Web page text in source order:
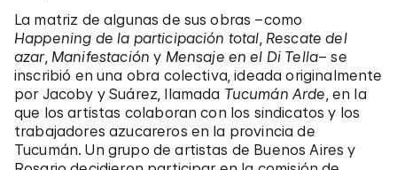
La matriz de algunas de sus obras –como
Happening de la participación total, Rescate del
azar, Manifestación y Mensaje en el Di Tella– se
inscribió en una obra colectiva, ideada originalmente
por Jacoby y Suárez, llamada Tucumán Arde, en la
que los artistas colaboran con los sindicatos y los
trabajadores azucareros en la provincia de
Tucumán. Un grupo de artistas de Buenos Aires y